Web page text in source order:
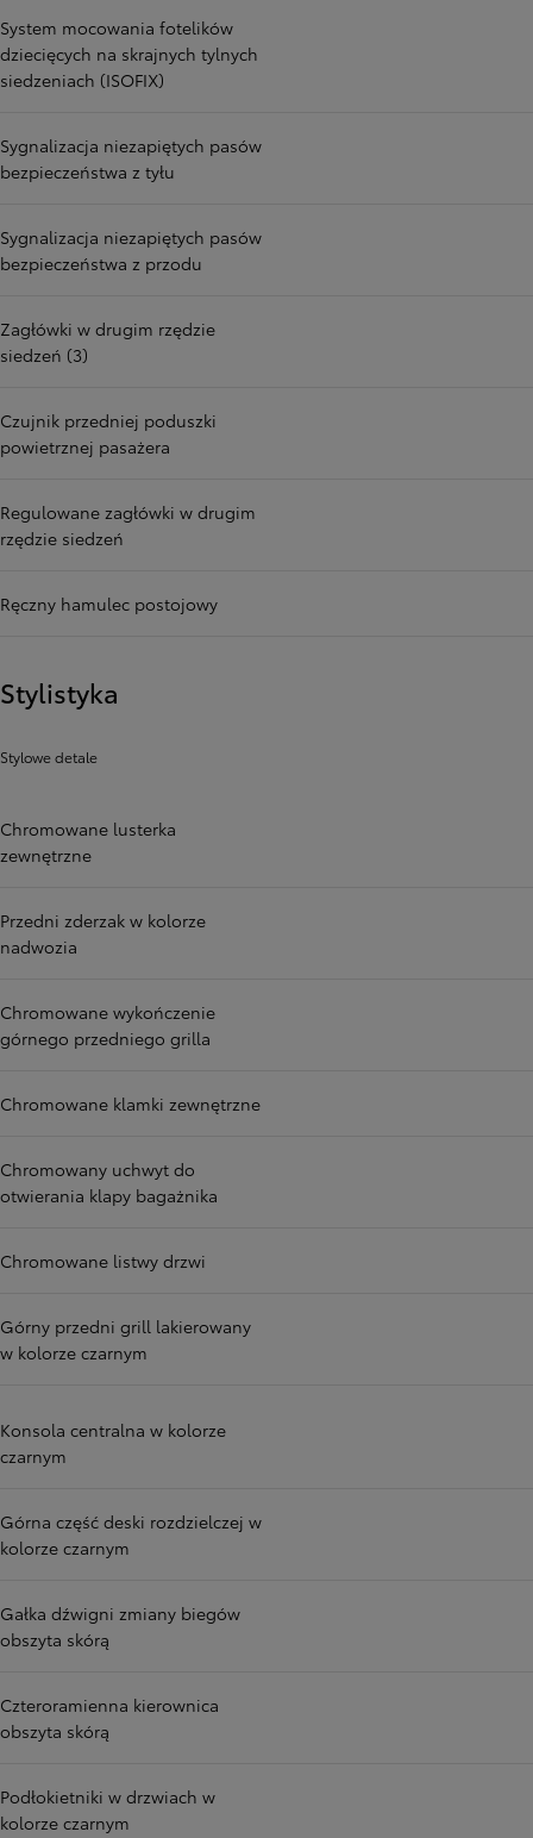
System mocowania fotelików
dziecięcych na skrajnych tylnych
siedzeniach (ISOFIX)
Sygnalizacja niezapiętych pasów
bezpieczeństwa z tyłu
Sygnalizacja niezapiętych pasów
bezpieczeństwa z przodu
Zagłówki w drugim rzędzie
siedzeń (3)
Czujnik przedniej poduszki
powietrznej pasażera
Regulowane zagłówki w drugim
rzędzie siedzeń
Ręczny hamulec postojowy
Stylistyka
Stylowe detale
Chromowane lusterka
zewnętrzne
Przedni zderzak w kolorze
nadwozia
Chromowane wykończenie
górnego przedniego grilla
Chromowane klamki zewnętrzne
Chromowany uchwyt do
otwierania klapy bagażnika
Chromowane listwy drzwi
Górny przedni grill lakierowany
w kolorze czarnym
Konsola centralna w kolorze
czarnym
Górna część deski rozdzielczej w
kolorze czarnym
Gałka dźwigni zmiany biegów
obszyta skórą
Czteroramienna kierownica
obszyta skórą
Podłokietniki w drzwiach w
kolorze czarnym